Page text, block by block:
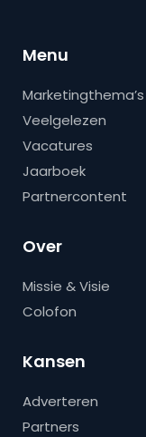
Menu
Marketingthema’s
Veelgelezen
Vacatures
Jaarboek
Partnercontent
Over
Missie & Visie
Colofon
Kansen
Adverteren
Partners